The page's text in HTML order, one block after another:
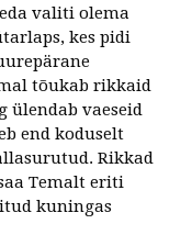
valiti olema
kes pidi
tõukab rikkaid
ülendab vaeseid
end koduselt
Rikkad
Temalt eriti
kuningas